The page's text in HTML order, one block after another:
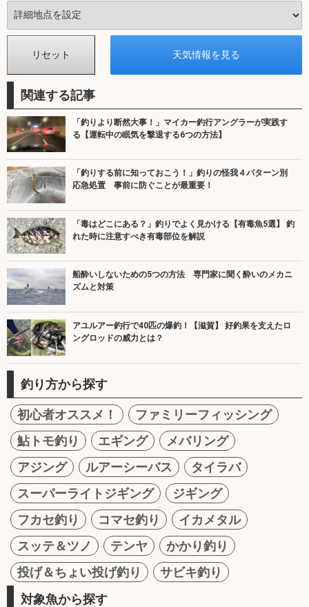
関連する記事
「釣りより断然大事！」マイカー釣行アングラーが実践す
る【運転中の眠気を撃退する6つの方法】
「釣りする前に知っておこう！」釣りの怪我４パターン別
応急処置 事前に防ぐことが最重要！
「毒はどこにある？」釣りでよく見かける【有毒魚5選】 釣
れた時に注意すべき有毒部位を解説
船酔いしないための5つの方法 専門家に聞く酔いのメカニ
ズムと対策
アユルアー釣行で40匹の爆釣！【滋賀】 好釣果を支えたロ
ングロッドの威力とは？
釣り方から探す
初心者オススメ！
ファミリーフィッシング
鮎トモ釣り
エギング
メバリング
アジング
ルアーシーバス
タイラバ
スーパーライトジギング
ジギング
フカセ釣り
コマセ釣り
イカメタル
スッテ＆ツノ
テンヤ
かかり釣り
投げ＆ちょい投げ釣り
サビキ釣り
対象魚から探す